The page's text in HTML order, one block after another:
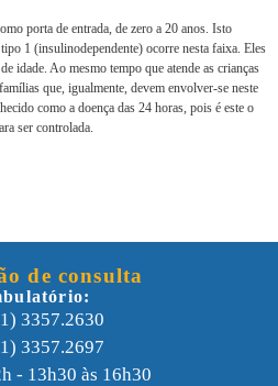
porta de entrada, de zero a 20 anos. Isto
1 (insulinodependente) ocorre nesta faixa. Eles
idade. Ao mesmo tempo que atende as crianças
que, igualmente, devem envolver-se neste
como a doença das 24 horas, pois é este o
ser controlada.
de consulta
3357.2630
3357.2697
- 13h30 às 16h30